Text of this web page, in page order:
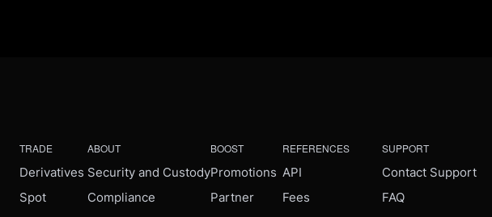
TRADE
Derivatives
Spot
ABOUT
Security and Custody
Compliance
BOOST
Promotions
Partner
REFERENCES
API
Fees
SUPPORT
Contact Support
FAQ